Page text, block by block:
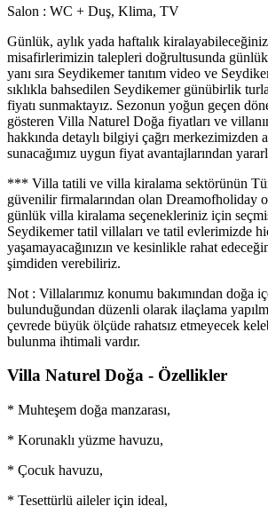
Salon : WC + Duş, Klima, TV
Günlük, aylık yada haftalık
misafirlerimizin talepleri doğrultusunda
yanı sıra Seydikemer tanıtım video ve
sıklıkla bahsedilen Seydikemer günübirlik
fiyatı sunmaktayız. Sezonun yoğun geçen
gösteren Villa Naturel Doğa fiyatları ve
hakkında detaylı bilgiyi çağrı merkezimizden
sunacağımız uygun fiyat avantajlarından
*** Villa tatili ve villa kiralama sektörünün
güvenilir firmalarından olan Dreamofholiday
günlük villa kiralama seçenekleriniz için
Seydikemer tatil villaları ve tatil evlerimizde
yaşamayacağınızın ve kesinlikle rahat
şimdiden verebiliriz.
Not : Villalarımız konumu bakımından doğa
bulunduğundan düzenli olarak ilaçlama
çevrede büyük ölçüde rahatsız etmeyecek
bulunma ihtimali vardır.
Villa Naturel Doğa - Özellikler
* Muhteşem doğa manzarası,
* Korunaklı yüzme havuzu,
* Çocuk havuzu,
* Tesettürlü aileler için ideal,